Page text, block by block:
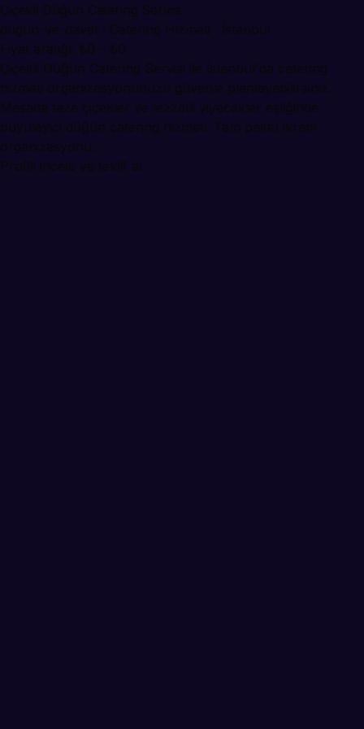
Çiçekli Düğün Catering Servisi
dugun-ve-davet · Catering Hizmeti · İstanbul
Fiyat aralığı: ₺0 – ₺0
Çiçekli Düğün Catering Servisi ile İstanbul'da catering
hizmeti organizasyonunuzu güvenle planlayabilirsiniz.
Masada taze çiçekler ve lezzetli yiyecekler eşliğinde
büyüleyici düğün catering hizmeti. Tam paket ikram
organizasyonu.
Profili incele ve teklif al